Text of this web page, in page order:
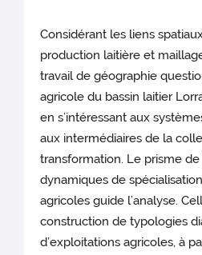
Considérant les liens
production laitière et
travail de géographie
agricole du bassin laitier
en s’intéressant aux
aux intermédiaires de la
transformation. Le prisme
dynamiques de
agricoles guide l’analyse.
construction de typologies
d’exploitations agricoles, à